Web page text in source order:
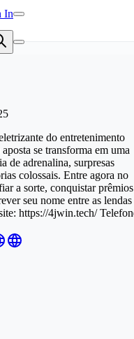
In
do entretenimento
se transforma em uma
de adrenalina, surpresas
colossais. Entre agora no
a sorte, conquistar prêmios
seu nome entre as lendas
https://4jwin.tech/